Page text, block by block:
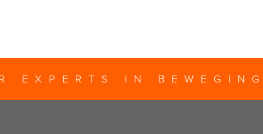
EXPERTS IN BEWEGING